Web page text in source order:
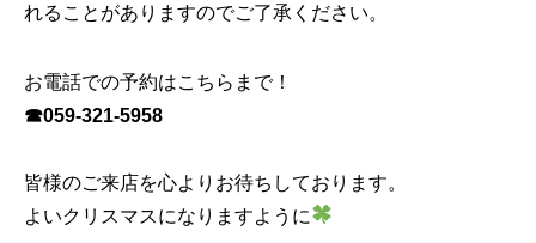
れることがありますのでご了承ください。
お電話での予約はこちらまで！
☎059-321-5958
皆様のご来店を心よりお待ちしております。
よいクリスマスになりますように